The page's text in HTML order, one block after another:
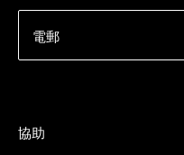
電郵
協助